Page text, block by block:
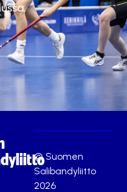
© Suomen
Salibandyliitto
2026